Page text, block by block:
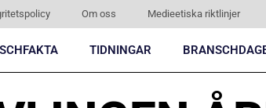
Om oss Medieetiska riktlinjer
TIDNINGAR